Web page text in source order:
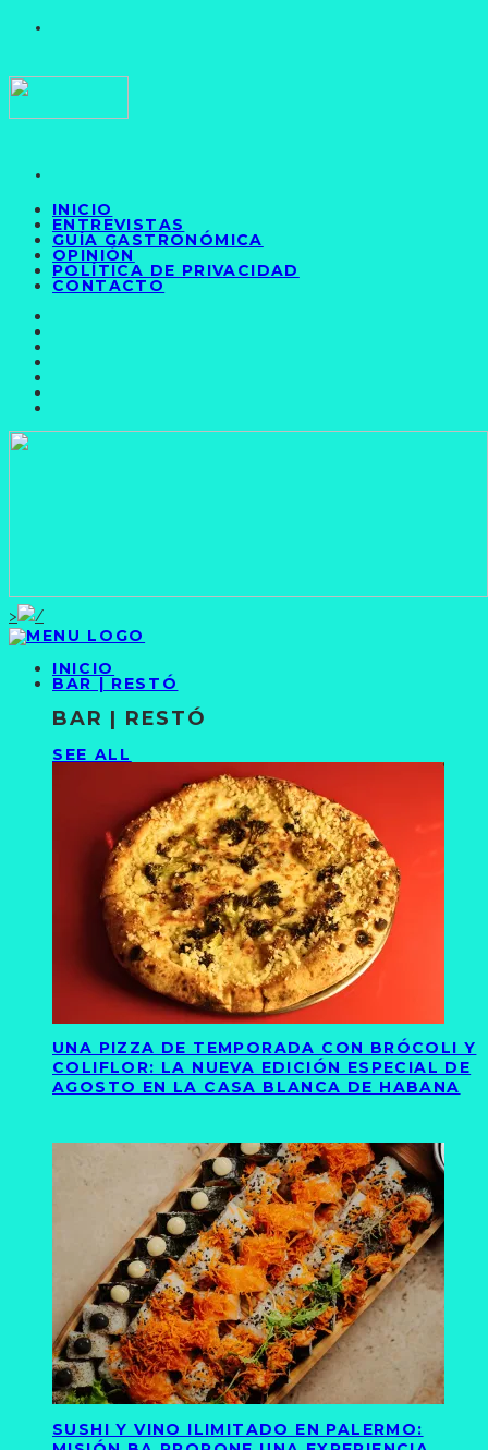
INICIO
ENTREVISTAS
GUÍA GASTRONÓMICA
OPINIÓN
POLÍTICA DE PRIVACIDAD
CONTACTO
>
INICIO
BAR | RESTÓ
BAR | RESTÓ
SEE ALL
UNA PIZZA DE TEMPORADA CON BRÓCOLI Y
COLIFLOR: LA NUEVA EDICIÓN ESPECIAL DE
AGOSTO EN LA CASA BLANCA DE HABANA
SUSHI Y VINO ILIMITADO EN PALERMO: